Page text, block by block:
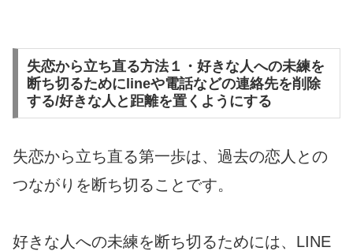
失恋から立ち直る方法１・好きな人への未練を
断ち切るためにlineや電話などの連絡先を削除
する/好きな人と距離を置くようにする
失恋から立ち直る第一歩は、過去の恋人との
つながりを断ち切ることです。
好きな人への未練を断ち切るためには、LINE